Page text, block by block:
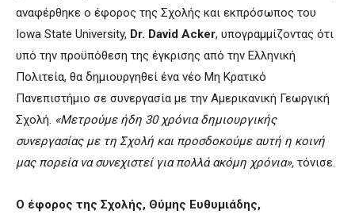
αναφέρθηκε ο έφορος της Σχολής και εκπρόσωπος του
Iowa State University, Dr. David Acker, υπογραμμίζοντας ότι
υπό την προϋπόθεση της έγκρισης από την Ελληνική
Πολιτεία, θα δημιουργηθεί ένα νέο Μη Κρατικό
Πανεπιστήμιο σε συνεργασία με την Αμερικανική Γεωργική
Σχολή. «Μετρούμε ήδη 30 χρόνια δημιουργικής
συνεργασίας με τη Σχολή και προσδοκούμε αυτή η κοινή
μας πορεία να συνεχιστεί για πολλά ακόμη χρόνια», τόνισε.
O έφορος της Σχολής, Θύμης Ευθυμιάδης,